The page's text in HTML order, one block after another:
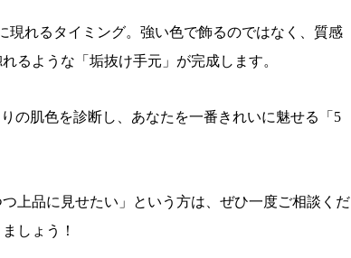
現れるタイミング。強い色で飾るのではなく、質感
るような「垢抜け手元」が完成します。
の肌色を診断し、あなたを一番きれいに魅せる「5
上品に見せたい」という方は、ぜひ一度ご相談くだ
しょう！